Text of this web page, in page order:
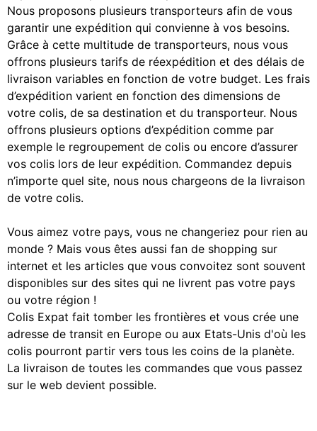
Nous proposons plusieurs transporteurs afin de vous
garantir une expédition qui convienne à vos besoins.
Grâce à cette multitude de transporteurs, nous vous
offrons plusieurs tarifs de réexpédition et des délais de
livraison variables en fonction de votre budget. Les frais
d’expédition varient en fonction des dimensions de
votre colis, de sa destination et du transporteur. Nous
offrons plusieurs options d’expédition comme par
exemple le regroupement de colis ou encore d’assurer
vos colis lors de leur expédition. Commandez depuis
n’importe quel site, nous nous chargeons de la livraison
de votre colis.
Vous aimez votre pays, vous ne changeriez pour rien au
monde ? Mais vous êtes aussi fan de shopping sur
internet et les articles que vous convoitez sont souvent
disponibles sur des sites qui ne livrent pas votre pays
ou votre région !
Colis Expat fait tomber les frontières et vous crée une
adresse de transit en Europe ou aux Etats-Unis d'où les
colis pourront partir vers tous les coins de la planète.
La livraison de toutes les commandes que vous passez
sur le web devient possible.